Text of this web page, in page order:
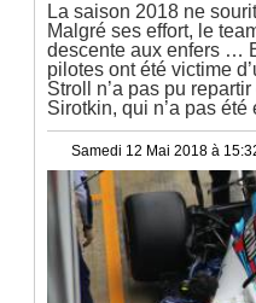
La saison 2018 ne
Malgré ses effort, le
descente aux enfers …
pilotes ont été victime
Stroll n’a pas pu
Sirotkin, qui n’a pas été
Samedi 12 Mai 2018 à